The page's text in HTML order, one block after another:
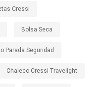
Cressi
Bolsa Seca
Parada Seguridad
Chaleco Cressi Travelight